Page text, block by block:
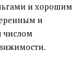
и хорошим
и
числом